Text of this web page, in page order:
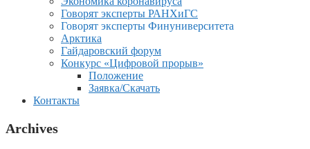
Говорят эксперты РАНХиГС
Говорят эксперты Финуниверситета
Арктика
Гайдаровский форум
Конкурс «Цифровой прорыв»
Положение
Заявка/Скачать
Контакты
Archives